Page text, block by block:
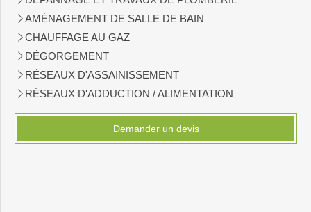
AMÉNAGEMENT DE SALLE DE BAIN
CHAUFFAGE AU GAZ
DÉGORGEMENT
RÉSEAUX D'ASSAINISSEMENT
RÉSEAUX D'ADDUCTION / ALIMENTATION
Demander un devis